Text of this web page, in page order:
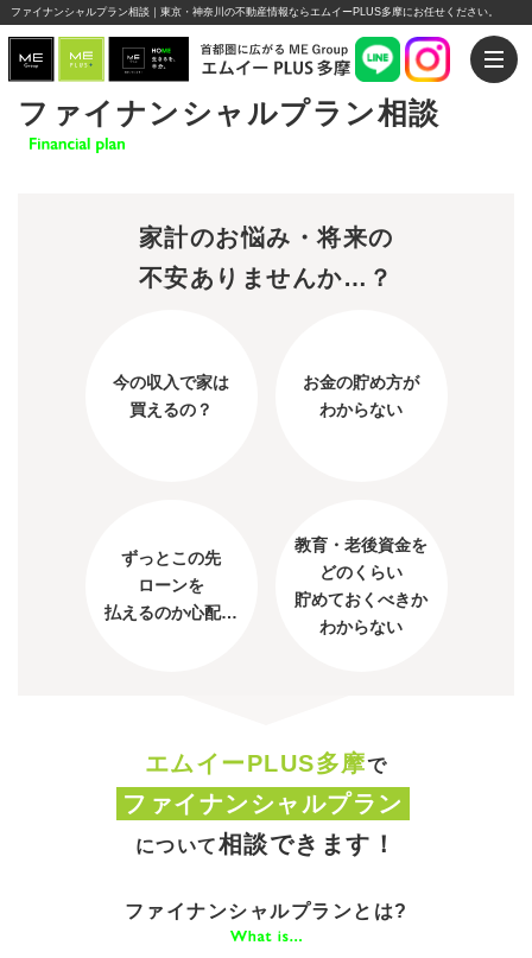
ファイナンシャルプラン相談｜東京・神奈川の不動産情報ならエムイーPLUS多摩にお任せください。
ファイナンシャルプラン相談
家計のお悩み・将来の
不安ありませんか…？
今の収入で家は
買えるの？
お金の貯め方が
わからない
ずっとこの先
ローンを
払えるのか心配…
教育・老後資金を
どのくらい
貯めておくべきか
わからない
エムイーPLUS多摩で
ファイナンシャルプラン
について相談できます！
ファイナンシャルプランとは?